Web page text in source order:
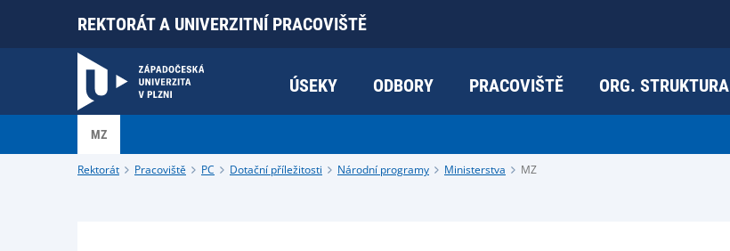
REKTORÁT A UNIVERZITNÍ PRACOVIŠTĚ
ÚSEKY ODBORY PRACOVIŠTĚ ORG. STRUKTURA
MZ
Rektorát Pracoviště PC Dotační příležitosti Národní programy Ministerstva MZ